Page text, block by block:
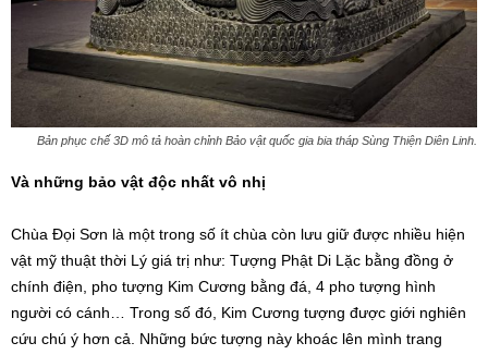
Bản phục chế 3D mô tả hoàn chỉnh Bảo vật quốc gia bia tháp Sùng Thiện Diên Linh.
Và những bảo vật độc nhất vô nhị
Chùa Đọi Sơn là một trong số ít chùa còn lưu giữ được nhiều hiện
vật mỹ thuật thời Lý giá trị như: Tượng Phật Di Lặc bằng đồng ở
chính điện, pho tượng Kim Cương bằng đá, 4 pho tượng hình
người có cánh… Trong số đó, Kim Cương tượng được giới nghiên
cứu chú ý hơn cả. Những bức tượng này khoác lên mình trang